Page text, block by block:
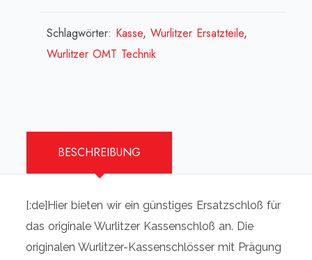
Schlagwörter: Kasse,Wurlitzer Ersatzteile,
Wurlitzer OMT Technik
BESCHREIBUNG
[:de]Hier bieten wir ein günstiges Ersatzschloß für
das originale Wurlitzer Kassenschloß an. Die
originalen Wurlitzer-Kassenschlösser mit Prägung